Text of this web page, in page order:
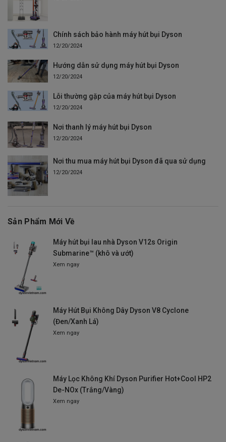
Chính sách bảo hành máy hút bụi Dyson
12/20/2024
Hướng dẫn sử dụng máy hút bụi Dyson
12/20/2024
Lỗi thường gặp của máy hút bụi Dyson
12/20/2024
Nơi thanh lý máy hút bụi Dyson
12/20/2024
Nơi thu mua máy hút bụi Dyson đã qua sử dụng
12/20/2024
Sản Phẩm Mới Về
Máy hút bụi lau nhà Dyson V12s Origin
Submarine™ (khô và ướt)
Xem ngay
Máy Hút Bụi Không Dây Dyson V8 Cyclone
(Đen/Xanh Lá)
Xem ngay
Máy Lọc Không Khí Dyson Purifier Hot+Cool HP2
De-NOx (Trắng/Vàng)
Xem ngay